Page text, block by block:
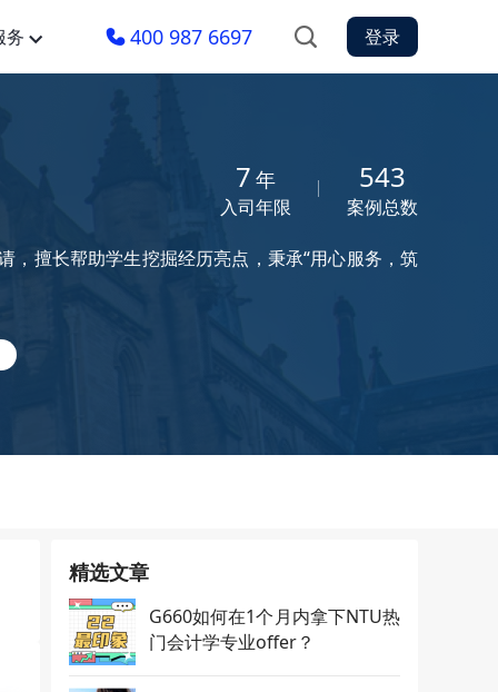
务 400 987 6697 登录
7 年
入司年限
543
案例总数
擅长帮助学生挖掘经历亮点，秉承“用心服务，筑
精选文章
G660如何在1个月内拿下NTU热
门会计学专业offer？